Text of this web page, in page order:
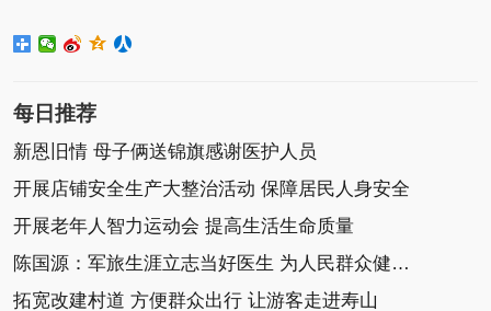
每日推荐
新恩旧情 母子俩送锦旗感谢医护人员
开展店铺安全生产大整治活动 保障居民人身安全
开展老年人智力运动会 提高生活生命质量
陈国源：军旅生涯立志当好医生 为人民群众健康服务
拓宽改建村道 方便群众出行 让游客走进寿山